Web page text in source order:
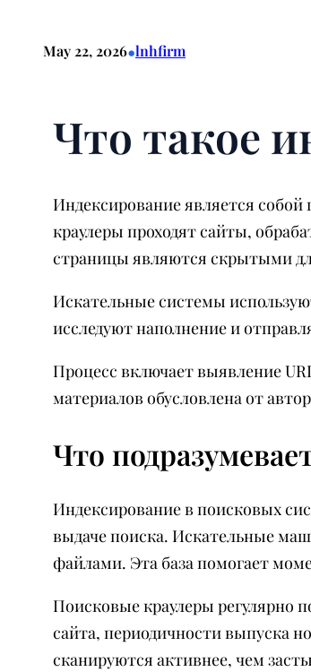
May 22, 2026•lnhfirm
Что такое
Индексирование является
краулеры проходят сайты,
страницы являются скрытыми
Искательные системы
исследуют наполнение и
Процесс включает выявление
материалов обусловлена от
Что
Индексирование в поисковых
выдаче поиска. Искательные
файлами. Эта база помогает
Поисковые краулеры регулярно
сайта, периодичности выпуска
сканируются активнее, чем